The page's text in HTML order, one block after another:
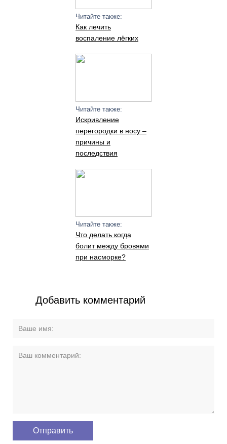
Читайте также:
Как лечить
воспаление лёгких
Читайте также:
Искривление
перегородки в носу –
причины и
последствия
Читайте также:
Что делать когда
болит между бровями
при насморке?
Добавить комментарий